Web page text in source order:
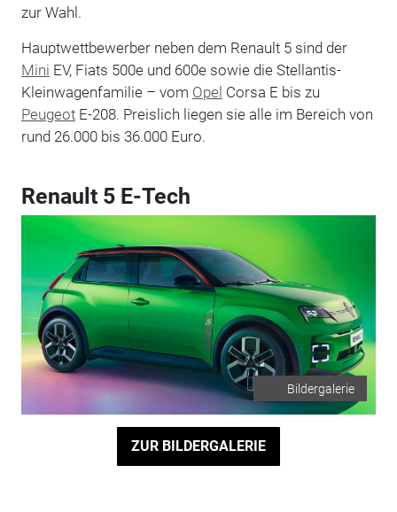
zur Wahl.
Hauptwettbewerber neben dem Renault 5 sind der
Mini EV, Fiats 500e und 600e sowie die Stellantis-
Kleinwagenfamilie – vom Opel Corsa E bis zu
PeugeotE-208. Preislich liegen sie alle im Bereich von
rund 26.000 bis 36.000 Euro.
Renault 5 E-Tech
Bildergalerie
ZUR BILDERGALERIE